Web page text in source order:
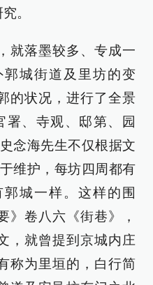
。
就落墨较多、专成一
城街道及里坊的变
的状况，进行了全景
署、寺观、邸第、园
念海先生不仅根据文
维护，每坊四周都有
城一样。这样的围
》卷八六《街巷》，
，就曾提到京城内庄
称为里垣的，白行简